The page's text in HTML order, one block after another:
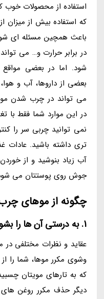
استفاده از محصولات خوب
که استفاده بیش از میزان
باعث همچین مسئله ای
در برابر حرارت و… می
شود. اما در بعضی مواقع
بعضی از داروها، آب و
می تواند در چرب شدن
در این موارد شما فقط با
نمی توانید چربی سر را
تری داشته باشید. عادات
آب زیاد بنوشید و از
جوش روی پوستتان می
چگونه از موهای
1. به درستی آن ها را بشوییم
عقاید و نظرات مختلفی
وشوی مکرر موها، شما را
که به تارهای مویتان
دیگر حذف مکرر روغن